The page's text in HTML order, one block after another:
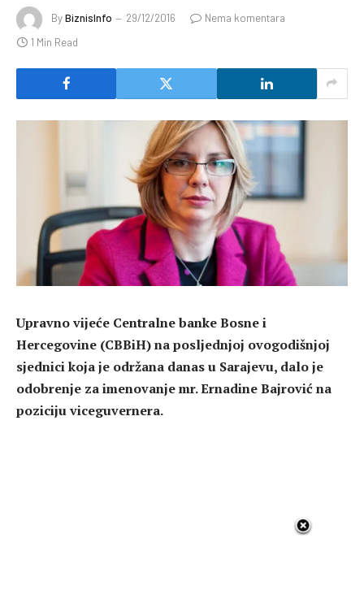
ByBiznisInfo 29/12/2016
Nema komentara
1 Min Read
Upravno vijeće Centralne banke Bosne i
Hercegovine (CBBiH) na posljednjoj ovogodišnjoj
sjednici koja je održana danas u Sarajevu, dalo je
odobrenje za imenovanje mr. Ernadine Bajrović na
poziciju viceguvernera.